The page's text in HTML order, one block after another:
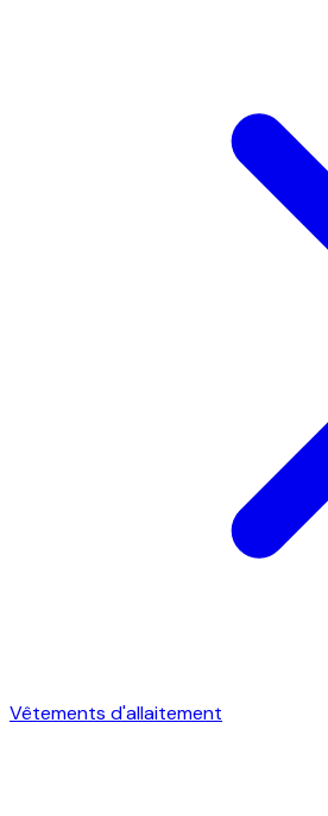
Vêtements d'allaitement